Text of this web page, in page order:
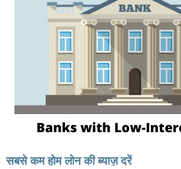
सबसे कम होम लोन की ब्याज़ दरें